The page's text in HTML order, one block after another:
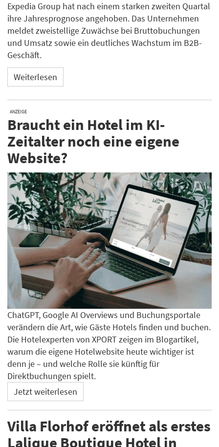
Expedia Group hat nach einem starken zweiten Quartal
ihre Jahresprognose angehoben. Das Unternehmen
meldet zweistellige Zuwächse bei Bruttobuchungen
und Umsatz sowie ein deutliches Wachstum im B2B-
Geschäft.
Weiterlesen
ANZEIGE
Braucht ein Hotel im KI-
Zeitalter noch eine eigene
Website?
ChatGPT, Google AI Overviews und Buchungsportale
verändern die Art, wie Gäste Hotels finden und buchen.
Die Hotelexperten von XPORT zeigen im Blogartikel,
warum die eigene Hotelwebsite heute wichtiger ist
denn je – und welche Rolle sie künftig für
Direktbuchungen spielt.
Jetzt weiterlesen
Villa Florhof eröffnet als erstes
Lalique Boutique Hotel in